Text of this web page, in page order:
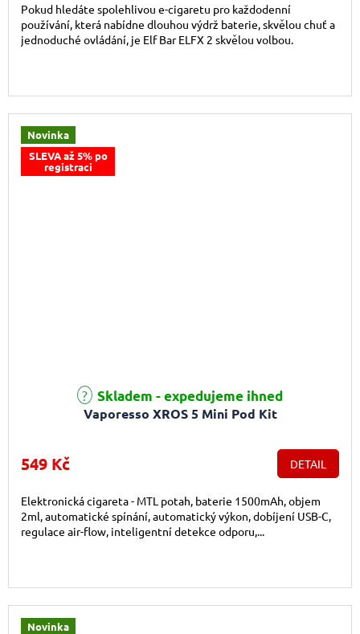
Pokud hledáte spolehlivou e-cigaretu pro každodenní
používání, která nabídne dlouhou výdrž baterie, skvělou chuť a
jednoduché ovládání, je Elf Bar ELFX 2 skvělou volbou.
Novinka
SLEVA až 5% po
registraci
Vaporesso XROS 5 Mini Pod Kit
Skladem - expedujeme ihned
549 Kč DETAIL
Elektronická cigareta - MTL potah, baterie 1500mAh, objem
2ml, automatické spínání, automatický výkon, dobíjení USB-C,
regulace air-flow, inteligentní detekce odporu,...
Novinka